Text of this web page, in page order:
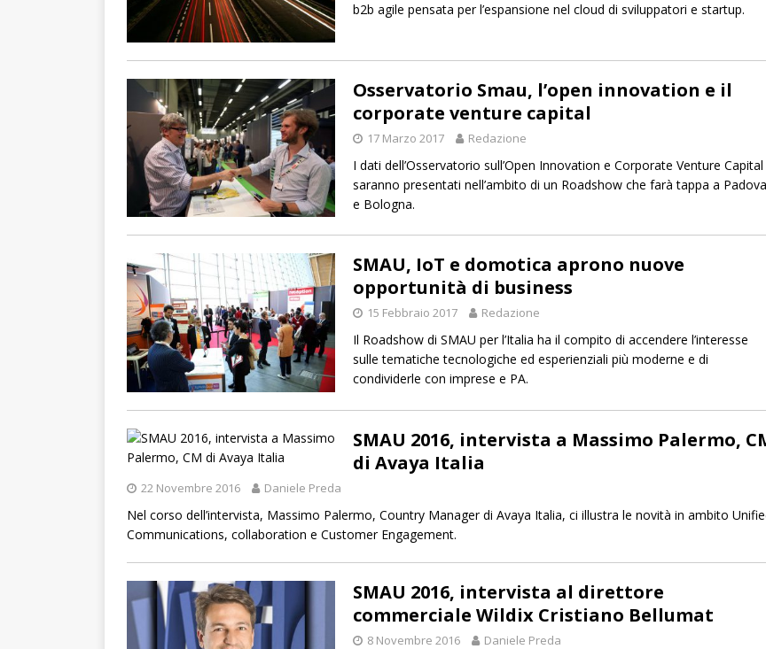
b2b agile pensata per l’espansione nel cloud di sviluppatori e startup.
Osservatorio Smau, l’open innovation e il
corporate venture capital
17 Marzo 2017 Redazione
I dati dell’Osservatorio sull’Open Innovation e Corporate Venture Capital
saranno presentati nell’ambito di un Roadshow che farà tappa a Padova
e Bologna.
SMAU, IoT e domotica aprono nuove
opportunità di business
15 Febbraio 2017 Redazione
Il Roadshow di SMAU per l’Italia ha il compito di accendere l’interesse
sulle tematiche tecnologiche ed esperienziali più moderne e di
condividerle con imprese e PA.
SMAU 2016, intervista a Massimo Palermo,
di Avaya Italia
22 Novembre 2016 Daniele Preda
Nel corso dell’intervista, Massimo Palermo, Country Manager di Avaya Italia, ci illustra le novità in ambito
Communications, collaboration e Customer Engagement.
SMAU 2016, intervista al direttore
commerciale Wildix Cristiano Bellumat
8 Novembre 2016 Daniele Preda